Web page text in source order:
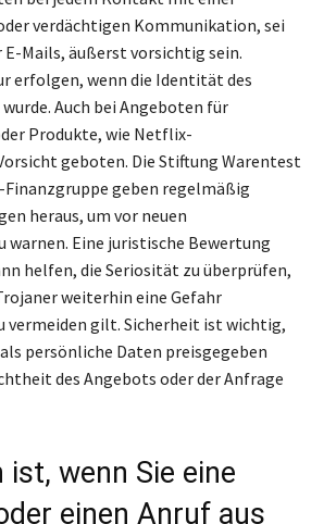
verdächtigen Kommunikation, sei
E-Mails, äußerst vorsichtig sein.
erfolgen, wenn die Identität des
Auch bei Angeboten für
Produkte, wie Netflix-
geboten. Die Stiftung Warentest
Finanzgruppe geben regelmäßig
heraus, um vor neuen
warnen. Eine juristische Bewertung
helfen, die Seriosität zu überprüfen,
weiterhin eine Gefahr
vermeiden gilt. Sicherheit ist wichtig,
persönliche Daten preisgegeben
des Angebots oder der Anfrage
ist, wenn Sie eine
einen Anruf aus